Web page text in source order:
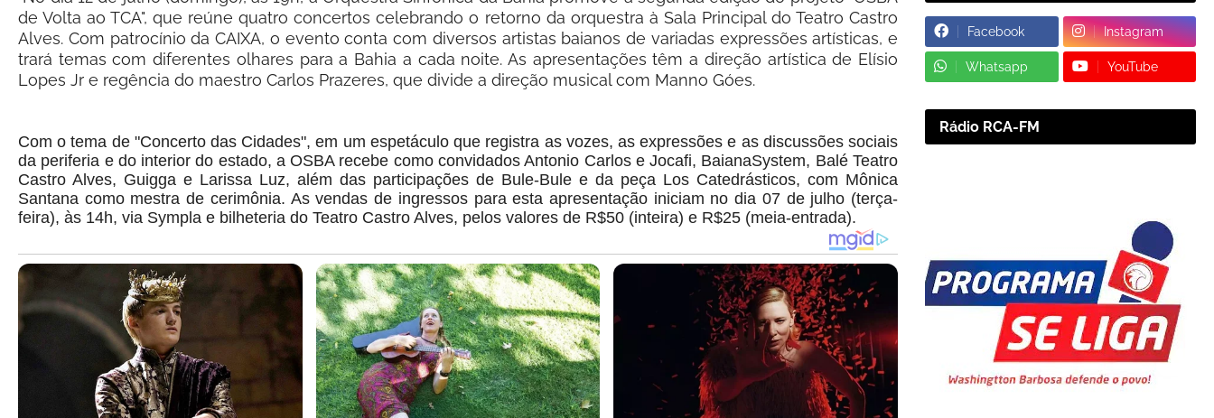
de Volta ao TCA", que reúne quatro concertos celebrando o retorno da orquestra à Sala Principal do Teatro Castro
Alves. Com patrocínio da CAIXA, o evento conta com diversos artistas baianos de variadas expressões artísticas, e
trará temas com diferentes olhares para a Bahia a cada noite. As apresentações têm a direção artística de Elísio
Lopes Jr e regência do maestro Carlos Prazeres, que divide a direção musical com Manno Góes.
Com o tema de "Concerto das Cidades", em um espetáculo que registra as vozes, as expressões e as discussões sociais
da periferia e do interior do estado, a OSBA recebe como convidados Antonio Carlos e Jocafi, BaianaSystem, Balé Teatro
Castro Alves, Guigga e Larissa Luz, além das participações de Bule-Bule e da peça Los Catedrásticos, com Mônica
Santana como mestra de cerimônia. As vendas de ingressos para esta apresentação iniciam no dia 07 de julho (terça-
feira), às 14h, via Sympla e bilheteria do Teatro Castro Alves, pelos valores de R$50 (inteira) e R$25 (meia-entrada).
Facebook Instagram
Whatsapp YouTube
Rádio RCA-FM